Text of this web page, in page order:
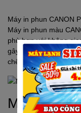
Máy in phun CANON
Máy in phun màu
phù hợp với không
gây tiếng động lớn
chế được các sự cố
Máy in